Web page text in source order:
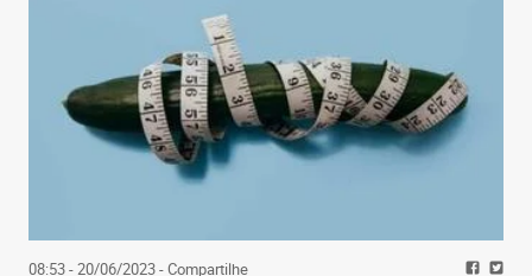
08:53 - 20/06/2023- Compartilhe